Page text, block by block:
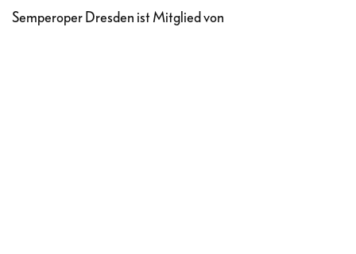
Semperoper Dresden ist Mitglied von